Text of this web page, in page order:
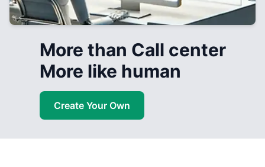
More than Call center
More like human
Create Your Own